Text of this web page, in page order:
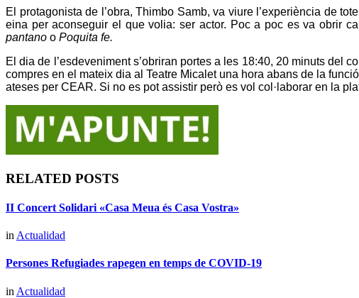
El protagonista de l’obra, Thimbo Samb, va viure l’experiència de
eina per aconseguir el que volia: ser actor. Poc a poc es va obrir
pantano o Poquita fe.
El dia de l’esdeveniment s’obriran portes a les 18:40, 20 minuts del
compres en el mateix dia al Teatre Micalet una hora abans de la
ateses per CEAR. Si no es pot assistir però es vol col·laborar en la
RELATED POSTS
II Concert Solidari «Casa Meua és Casa Vostra»
in Actualidad
Persones Refugiades rapegen en temps de COVID-19
in Actualidad